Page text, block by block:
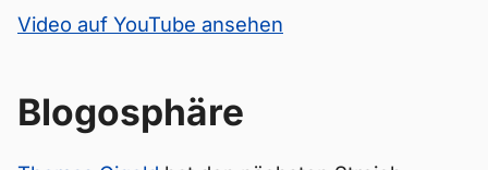
Video auf YouTube ansehen
Blogosphäre